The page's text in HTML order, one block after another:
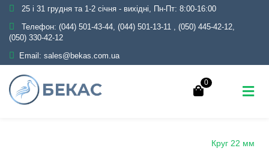
25 і 31 грудня та 1-2 січня - вихідні, Пн-Пт: 8:00-16:00
Телефон: (044) 501-43-44, (044) 501-13-11 , (050) 445-42-12,
(050) 330-42-12
Email: sales@bekas.com.ua
0
Круг 22 мм